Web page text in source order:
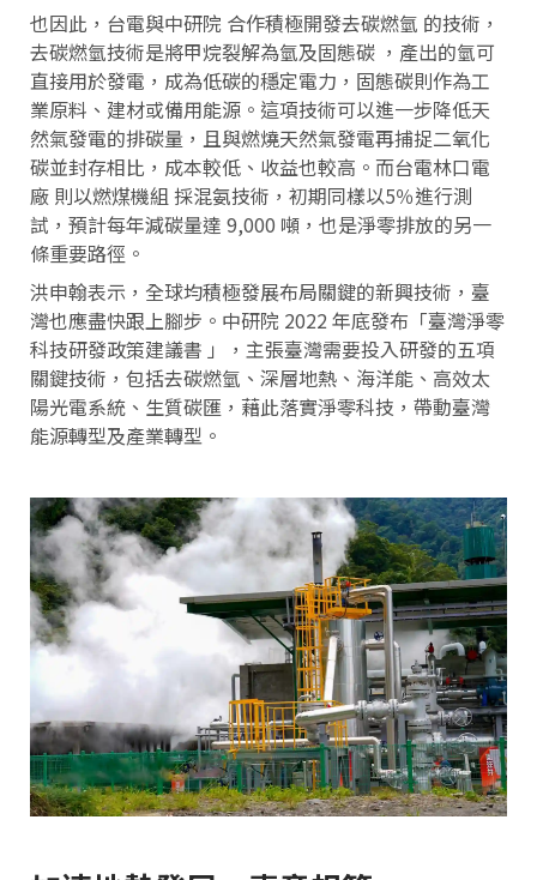
也因此，台電與中研院 合作積極開發去碳燃氫 的技術，
去碳燃氫技術是將甲烷裂解為氫及固態碳 ，產出的氫可
直接用於發電，成為低碳的穩定電力，固態碳則作為工
業原料、建材或備用能源。這項技術可以進一步降低天
然氣發電的排碳量，且與燃燒天然氣發電再捕捉二氧化
碳並封存相比，成本較低、收益也較高。而台電林口電
廠 則以燃煤機組 採混氨技術，初期同樣以5％進行測
試，預計每年減碳量達 9,000 噸，也是淨零排放的另一
條重要路徑。
洪申翰表示，全球均積極發展布局關鍵的新興技術，臺
灣也應盡快跟上腳步。中研院 2022 年底發布「臺灣淨零
科技研發政策建議書 」，主張臺灣需要投入研發的五項
關鍵技術，包括去碳燃氫、深層地熱、海洋能、高效太
陽光電系統、生質碳匯，藉此落實淨零科技，帶動臺灣
能源轉型及產業轉型。